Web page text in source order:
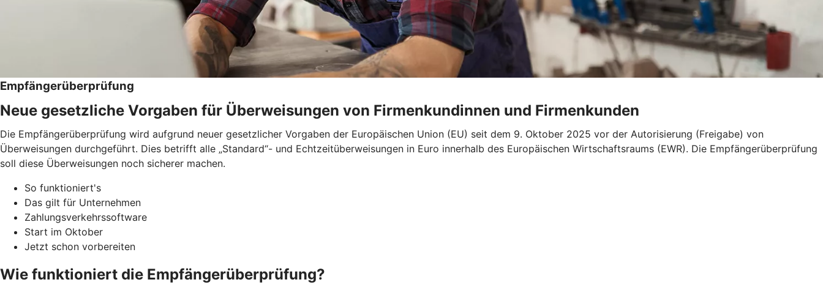
Empfängerüberprüfung
Neue gesetzliche Vorgaben für Überweisungen von Firmenkundinnen und Firmenkunden
Die Empfängerüberprüfung wird aufgrund neuer gesetzlicher Vorgaben der Europäischen Union (EU) seit dem 9. Oktober 2025 vor der Autorisierung (Freigabe) von
Überweisungen durchgeführt. Dies betrifft alle „Standard“- und Echtzeitüberweisungen in Euro innerhalb des Europäischen Wirtschaftsraums (EWR). Die Empfängerüberprüfung
soll diese Überweisungen noch sicherer machen.
So funktioniert's
Das gilt für Unternehmen
Zahlungsverkehrssoftware
Start im Oktober
Jetzt schon vorbereiten
Wie funktioniert die Empfängerüberprüfung?